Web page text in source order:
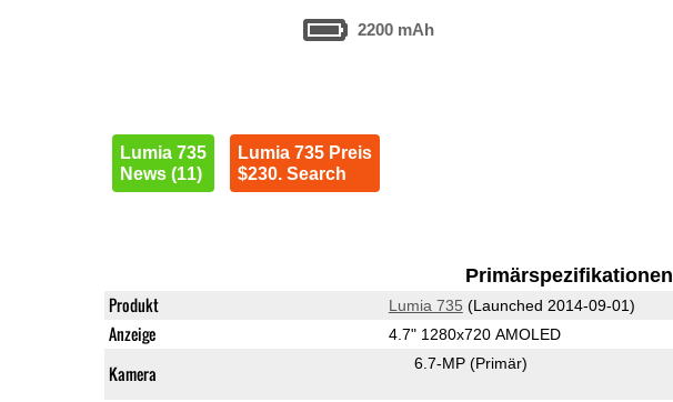
2200 mAh
Lumia 735
News (11)
Lumia 735 Preis
$230. Search
Primärspezifikationen
Produkt Lumia 735 (Launched 2014-09-01)
Anzeige 4.7" 1280x720 AMOLED
Kamera 6.7-MP (Primär)